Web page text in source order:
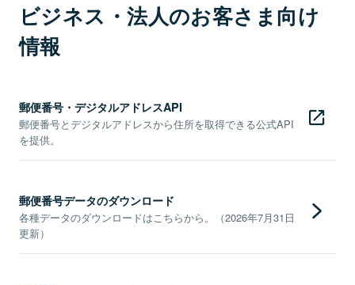
ビジネス・法人のお客さま向け
情報
郵便番号・デジタルアドレスAPI
郵便番号とデジタルアドレスから住所を取得できる公式API
を提供。
郵便番号データのダウンロード
各種データのダウンロードはこちらから。（2026年7月31日
更新）